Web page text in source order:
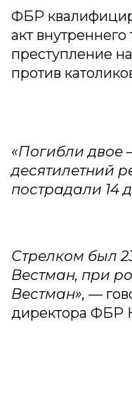
ФБР
акт
преступление
против
«Погибли двое
десятилетний
пострадали 14
Стрелком был
Вестман, при
Вестман», —
директора ФБР